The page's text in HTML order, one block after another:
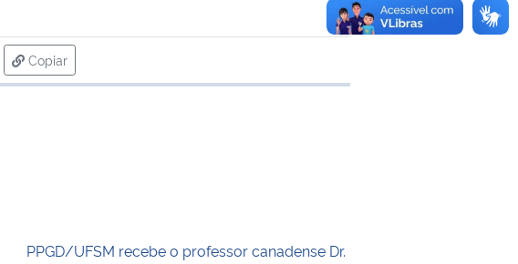
Copiar
para área de transferência
PPGD/UFSM recebe o professor canadense Dr.